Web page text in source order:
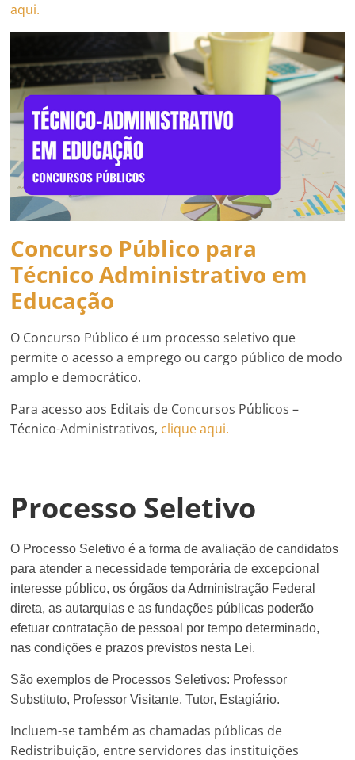
aqui.
Concurso Público para
Técnico Administrativo em
Educação
O Concurso Público é um processo seletivo que
permite o acesso a emprego ou cargo público de modo
amplo e democrático.
Para acesso aos Editais de Concursos Públicos –
Técnico-Administrativos, clique aqui.
Processo Seletivo
O Processo Seletivo é a forma de avaliação de candidatos
para atender a necessidade temporária de excepcional
interesse público, os órgãos da Administração Federal
direta, as autarquias e as fundações públicas poderão
efetuar contratação de pessoal por tempo determinado,
nas condições e prazos previstos nesta Lei.
São exemplos de Processos Seletivos: Professor
Substituto, Professor Visitante, Tutor, Estagiário.
Incluem-se também as chamadas públicas de
Redistribuição, entre servidores das instituições